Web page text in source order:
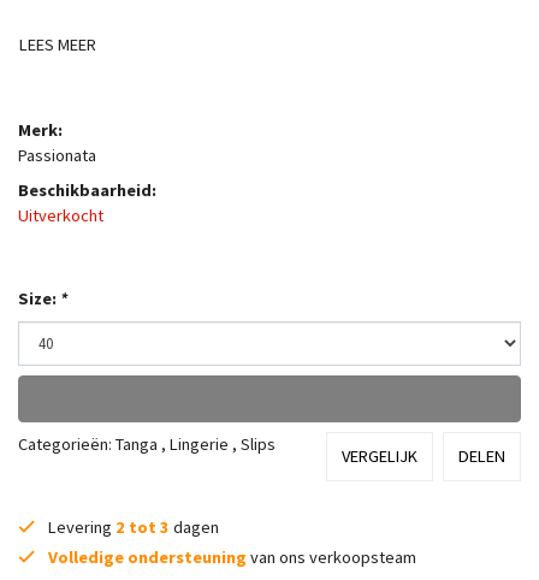
LEES MEER
Merk:
Passionata
Beschikbaarheid:
Uitverkocht
Size: *
Categorieën: Tanga , Lingerie , Slips
VERGELIJK DELEN
Levering 2 tot 3 dagen
Volledige ondersteuning van ons verkoopsteam